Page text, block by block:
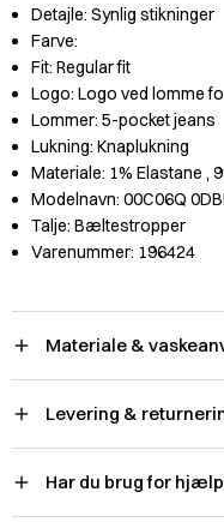
Detajle: Synlig stikninger
Farve:
Fit: Regular fit
Logo: Logo ved lomme
Lommer: 5-pocket jeans
Lukning: Knaplukning
Materiale: 1% Elastane ,
Modelnavn: 00C06Q
Talje: Bæltestropper
Varenummer: 196424
Materiale &
Levering &
Har du brug for